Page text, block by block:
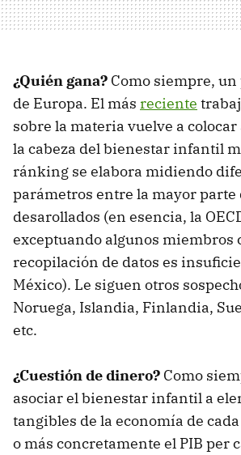
¿Quién gana? Como siempre, un
de Europa. El más reciente
sobre la materia vuelve a colocar
la cabeza del bienestar infantil
ránking se elabora midiendo
parámetros entre la mayor parte
desarollados (en esencia, la
exceptuando algunos miembros
recopilación de datos es
México). Le siguen otros
Noruega, Islandia, Finlandia,
etc.
¿Cuestión de dinero? Como
asociar el bienestar infantil a
tangibles de la economía de
o más concretamente el PIB per